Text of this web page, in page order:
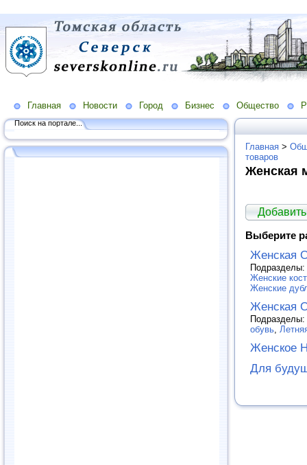
Главная Новости Город Бизнес Общество
Поиск на портале...
Главная >
товаров
Женская
Выберите
Женская
Подразделы:
Женские
Женские
Женская
Подразделы:
обувь,
Женское
Для